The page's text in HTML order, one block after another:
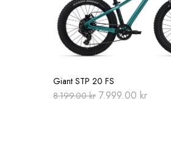
Giant STP 20 FS
8.199.00kr Original
7.999.00 krCurrent